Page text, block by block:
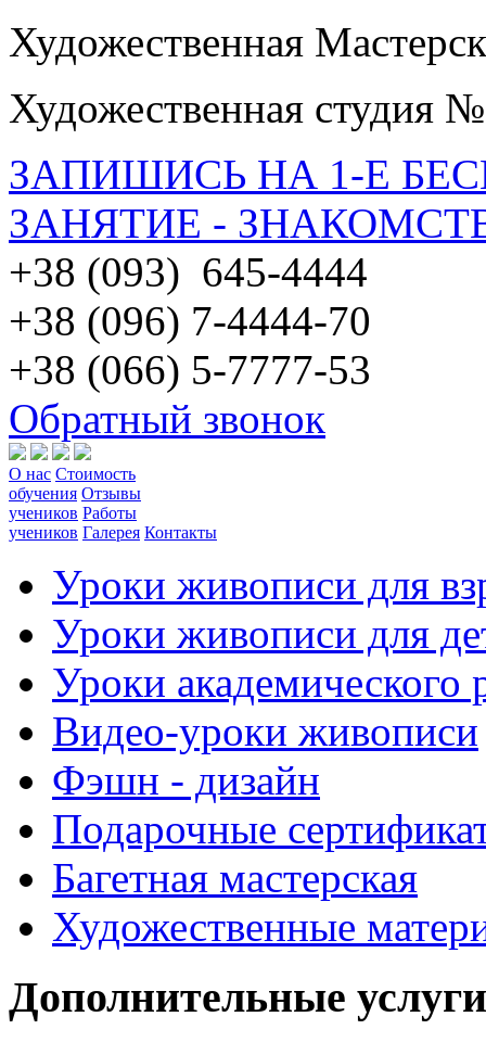
Художественная
Художественная студия
ЗАПИШИСЬ НА 1-Е
ЗАНЯТИЕ -
+38 (093) 645-4444
+38 (096) 7-4444-70
+38 (066) 5-7777-53
Обратный звонок
О нас Стоимость
обучения Отзывы
учеников Работы
учеников Галерея Контакты
Уроки живописи для
Уроки живописи для
Уроки академического
Видео-уроки живописи
Фэшн - дизайн
Подарочные
Багетная мастерская
Художественные
Дополнительные